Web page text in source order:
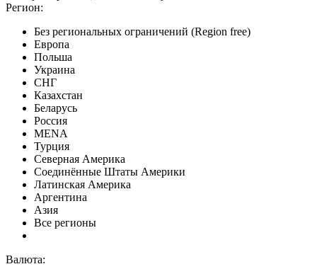
Регион:
Без региональных ограничений (Region free)
Европа
Польша
Украина
СНГ
Казахстан
Беларусь
Россия
MENA
Турция
Северная Америка
Соединённые Штаты Америки
Латинская Америка
Аргентина
Азия
Все регионы
Валюта: